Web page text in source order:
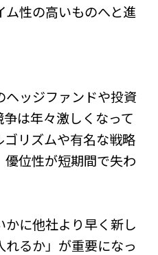
ム性の高いものへと進
ヘッジファンドや投資
は年々激しくなって
ゴリズムや有名な戦略
優位性が短期間で失わ
かに他社より早く新し
るか」が重要になっ